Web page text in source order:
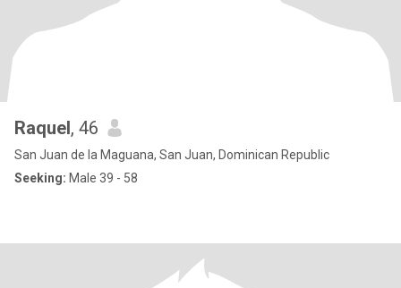
Raquel, 46
San Juan de la Maguana, San Juan, Dominican Republic
Seeking: Male 39 - 58